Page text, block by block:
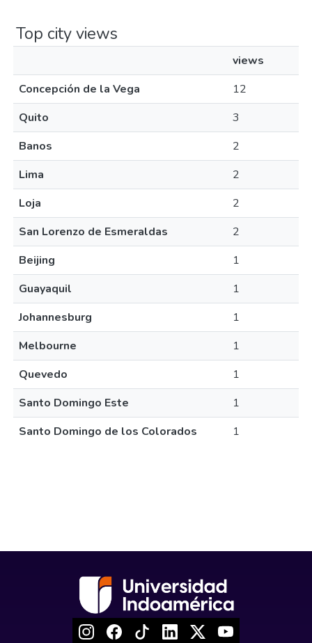
Top city views
views
Concepción de la Vega
12
Quito
3
Banos
2
Lima
2
Loja
2
San Lorenzo de Esmeraldas
2
Beijing
1
Guayaquil
1
Johannesburg
1
Melbourne
1
Quevedo
1
Santo Domingo Este
1
Santo Domingo de los Colorados
1